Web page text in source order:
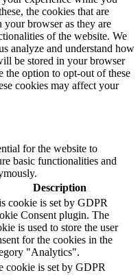
the cookies that are
your browser as they are
of the website. We
analyze and understand how
be stored in your browser
the option to opt-out of these
cookies may affect your
for the website to
basic functionalities and
Description
cookie is set by GDPR
Consent plugin. The
is used to store the user
for the cookies in the
"Analytics".
cookie is set by GDPR